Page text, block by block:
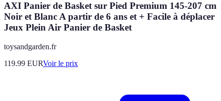
AXI Panier de Basket sur Pied Premium 145-207 cm
Noir et Blanc A partir de 6 ans et + Facile à déplacer
Jeux Plein Air Panier de Basket
toysandgarden.fr
119.99 EURVoir le prix